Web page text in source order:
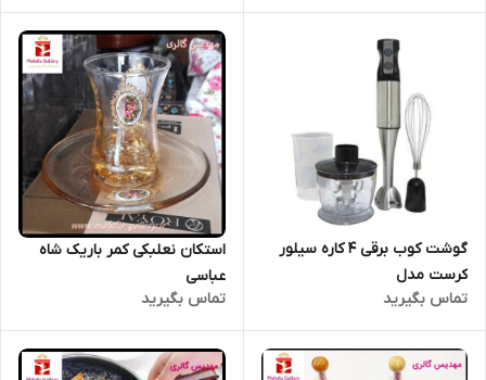
گوشت کوب برقی 4 کاره سیلور
کرست مدل
تماس بگیرید
استکان نعلبکی کمر باریک شاه
عباسی
تماس بگیرید